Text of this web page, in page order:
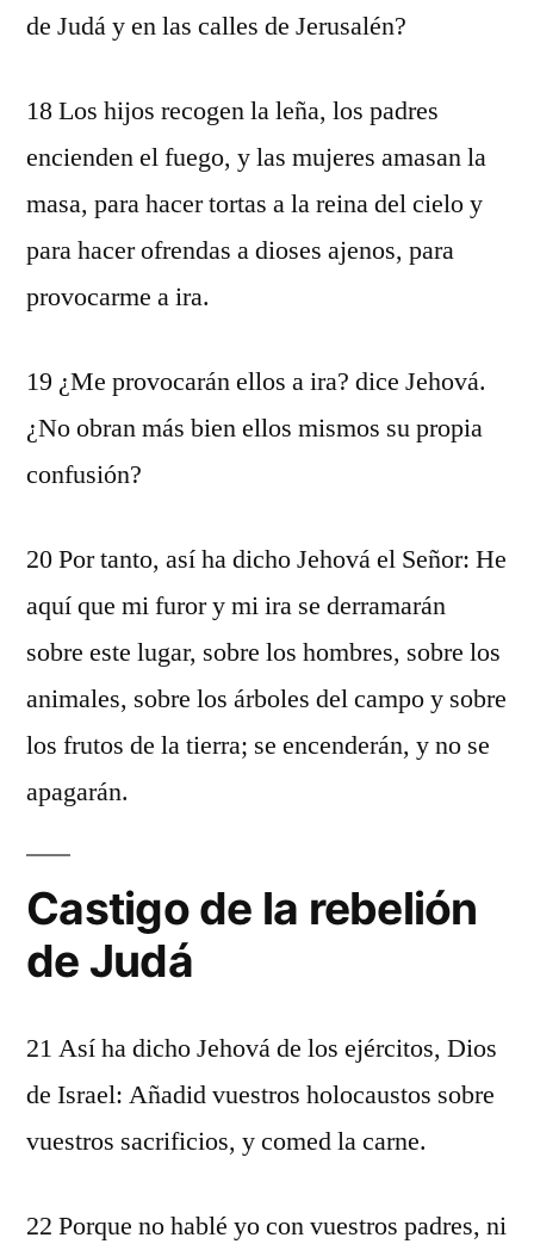
de Judá y en las calles de Jerusalén?
18 Los hijos recogen la leña, los padres
encienden el fuego, y las mujeres amasan la
masa, para hacer tortas a la reina del cielo y
para hacer ofrendas a dioses ajenos, para
provocarme a ira.
19 ¿Me provocarán ellos a ira? dice Jehová.
¿No obran más bien ellos mismos su propia
confusión?
20 Por tanto, así ha dicho Jehová el Señor: He
aquí que mi furor y mi ira se derramarán
sobre este lugar, sobre los hombres, sobre los
animales, sobre los árboles del campo y sobre
los frutos de la tierra; se encenderán, y no se
apagarán.
Castigo de la rebelión
de Judá
21 Así ha dicho Jehová de los ejércitos, Dios
de Israel: Añadid vuestros holocaustos sobre
vuestros sacrificios, y comed la carne.
22 Porque no hablé yo con vuestros padres, ni